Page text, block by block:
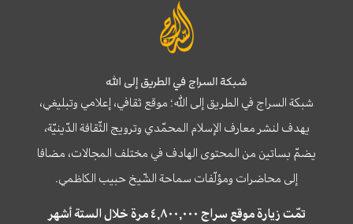
شبكة السراج في الطريق إلى الله
شبكة السراج في الطريق إلى الله؛ موقع ثقافي، إعلامي وتبليغي،
يهدف لنشر معارف الإسلام المحمّدي وترويج الثّقافة الدّينيّة،
يضمّ بساتين من المحتوى الهادف في مختلف المجالات، مضافا
إلى محاضرات ومؤلّفات سماحة الشّيخ حبيب الكاظمي.
تمّت زيارة موقع سراج ٤,٨٠٠,٠٠٠ مرة خلال الستة أشهر